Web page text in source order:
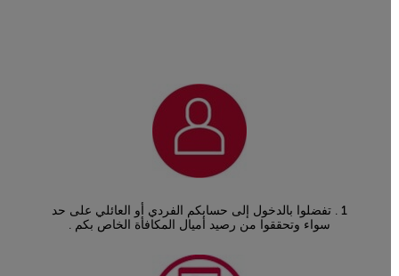
. تفضلوا بالدخول إلى حسابكم الفردي أو العائلي على حد
سواء وتحققوا من رصيد أميال المكافأة الخاص بكم .